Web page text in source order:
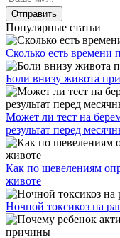
Популярные статьи
Сколько есть времени
Боли внизу живота
Может ли тест на
результат перед
Как по шевелениям
животе
Ночной токсикоз на